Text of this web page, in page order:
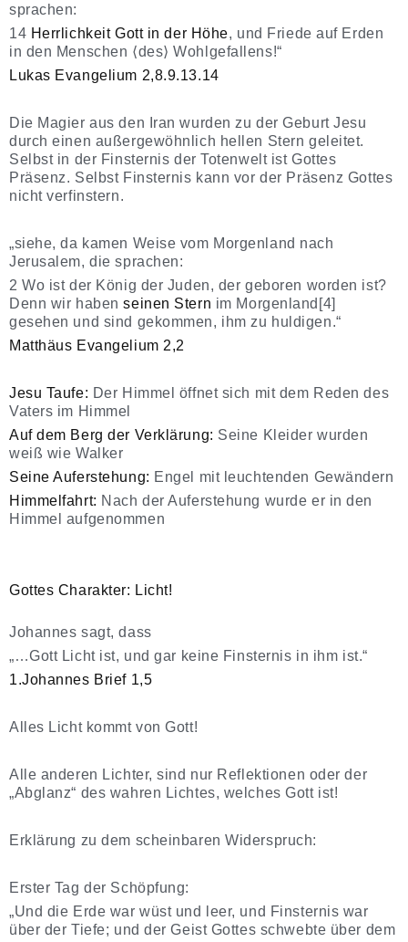
sprachen:
14 Herrlichkeit Gott in der Höhe, und Friede auf Erden
in den Menschen ⟨des⟩ Wohlgefallens!“
Lukas Evangelium 2,8.9.13.14
Die Magier aus den Iran wurden zu der Geburt Jesu
durch einen außergewöhnlich hellen Stern geleitet.
Selbst in der Finsternis der Totenwelt ist Gottes
Präsenz. Selbst Finsternis kann vor der Präsenz Gottes
nicht verfinstern.
„siehe, da kamen Weise vom Morgenland nach
Jerusalem, die sprachen:
2 Wo ist der König der Juden, der geboren worden ist?
Denn wir habenseinen Stern im Morgenland[4]
gesehen und sind gekommen, ihm zu huldigen.“
Matthäus Evangelium 2,2
Jesu Taufe: Der Himmel öffnet sich mit dem Reden des
Vaters im Himmel
Auf dem Berg der Verklärung: Seine Kleider wurden
weiß wie Walker
Seine Auferstehung: Engel mit leuchtenden Gewändern
Himmelfahrt: Nach der Auferstehung wurde er in den
Himmel aufgenommen
Gottes Charakter: Licht!
Johannes sagt, dass
„…Gott Licht ist, und gar keine Finsternis in ihm ist.“
1.Johannes Brief 1,5
Alles Licht kommt von Gott!
Alle anderen Lichter, sind nur Reflektionen oder der
„Abglanz“ des wahren Lichtes, welches Gott ist!
Erklärung zu dem scheinbaren Widerspruch:
Erster Tag der Schöpfung:
„Und die Erde war wüst und leer, und Finsternis war
über der Tiefe; und der Geist Gottes schwebte über dem